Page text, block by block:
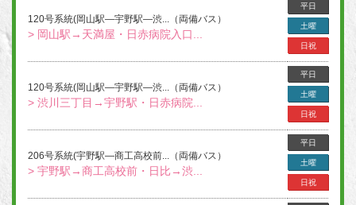
120号系統(岡山駅―宇野駅―渋...（両備バス）
> 岡山駅→天満屋・日赤病院入口...
平日
土曜
日祝
120号系統(岡山駅―宇野駅―渋...（両備バス）
> 渋川三丁目→宇野駅・日赤病院...
平日
土曜
日祝
206号系統(宇野駅―商工高校前...（両備バス）
> 宇野駅→商工高校前・日比→渋...
平日
土曜
日祝